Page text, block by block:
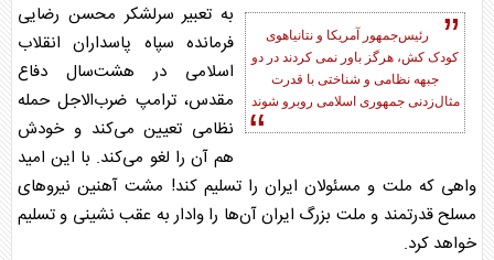
رئیس‌جمهور آمریکا و نتانیاهوی
کودک کش، هرگز باور نمی کردند در دو
جبهه نظامی و شناختی با قدرت
مثال‌زدنی جمهوری اسلامی روبرو شوند
به تعبیر سرلشکر محسن رضایی
فرمانده سپاه پاسداران انقلاب
اسلامی در هشت‌سال دفاع
مقدس، ترامپ ضرب‌الاجل حمله
نظامی تعیین می‌کند و خودش
هم آن را لغو می‌کند. با این امید
واهی که ملت و مسئولان ایران را تسلیم کند! مشت آهنین نیروهای
مسلح قدرتمند و ملت بزرگ ایران آن‌ها را وادار به عقب نشینی و تسلیم
خواهد کرد.